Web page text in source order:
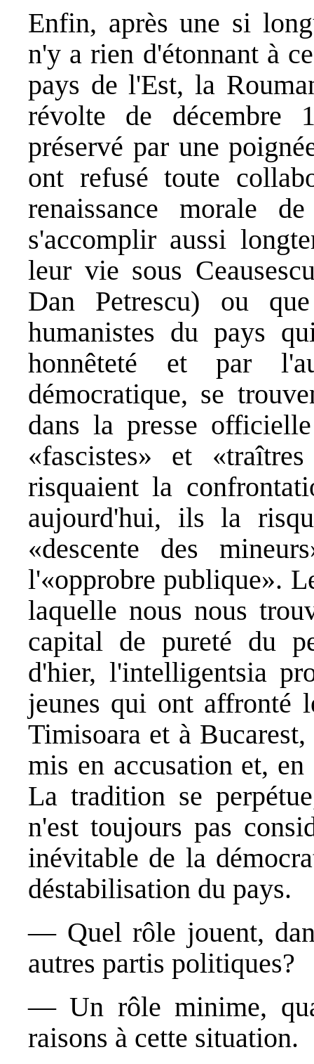
Enfin, après une si
n'y a rien d'étonnant à
pays de l'Est, la
révolte de décembre
préservé par une
ont refusé toute
renaissance morale
s'accomplir aussi
leur vie sous
Dan Petrescu) ou
humanistes du pays
honnêteté et par
démocratique, se
dans la presse
«fascistes» et
risquaient la
aujourd'hui, ils la
«descente des
l'«opprobre publique».
laquelle nous nous
capital de pureté du
d'hier, l'intelligentsia
jeunes qui ont affronté
Timisoara et à
mis en accusation et,
La tradition se
n'est toujours pas
inévitable de la
déstabilisation du pays.
— Quel rôle jouent,
autres partis politiques?
— Un rôle minime,
raisons à cette situation.